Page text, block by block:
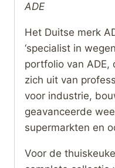
ADE
Het Duitse merk
‘specialist in
portfolio van
zich uit van
voor industrie,
geavanceerde
supermarkten en
Voor de